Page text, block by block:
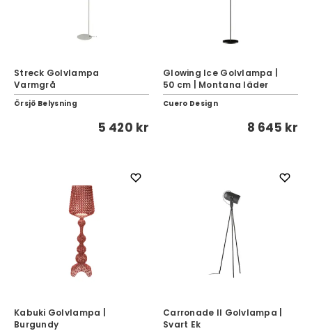
Streck Golvlampa
Varmgrå
Örsjö Belysning
5 420 kr
Glowing Ice Golvlampa |
50 cm | Montana läder
Cuero Design
8 645 kr
Kabuki Golvlampa |
Burgundy
Carronade II Golvlampa |
Svart Ek